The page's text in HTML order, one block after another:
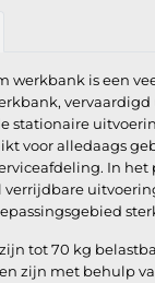
werkbank is een
stationaire
voor alledaags
In
verrijdbare
tot 70 kg
zijn met behulp